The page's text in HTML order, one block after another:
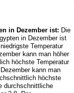
in Dezember ist: Die
in Dezember ist
Temperatur
kann man höher
höchste Temperatur
kann man
höchste
durchschnittliche